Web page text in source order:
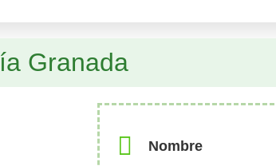
Granada
Nombre